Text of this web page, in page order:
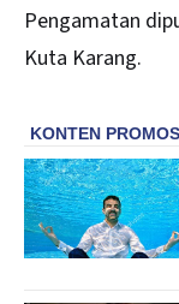
Pengamatan
Kuta Karang.